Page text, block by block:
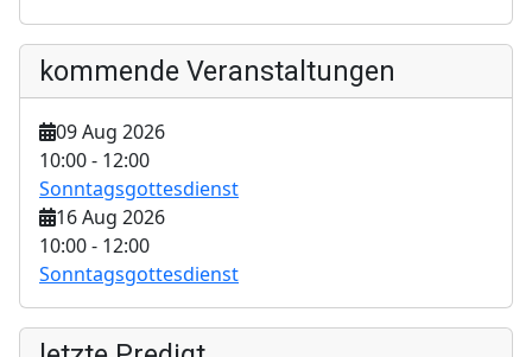
kommende Veranstaltungen
09 Aug 2026
10:00- 12:00
Sonntagsgottesdienst
16 Aug 2026
10:00- 12:00
Sonntagsgottesdienst